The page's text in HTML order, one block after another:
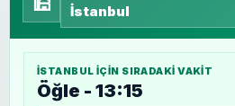
İSTANBUL IÇIN SIRADAKI VAKIT
Öğle - 13:15